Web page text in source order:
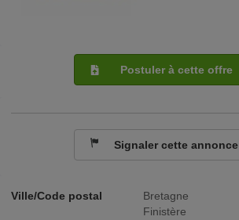
Ville/Code postal
Bretagne
Finistère
Postuler à cette offre
Signaler cette annonce